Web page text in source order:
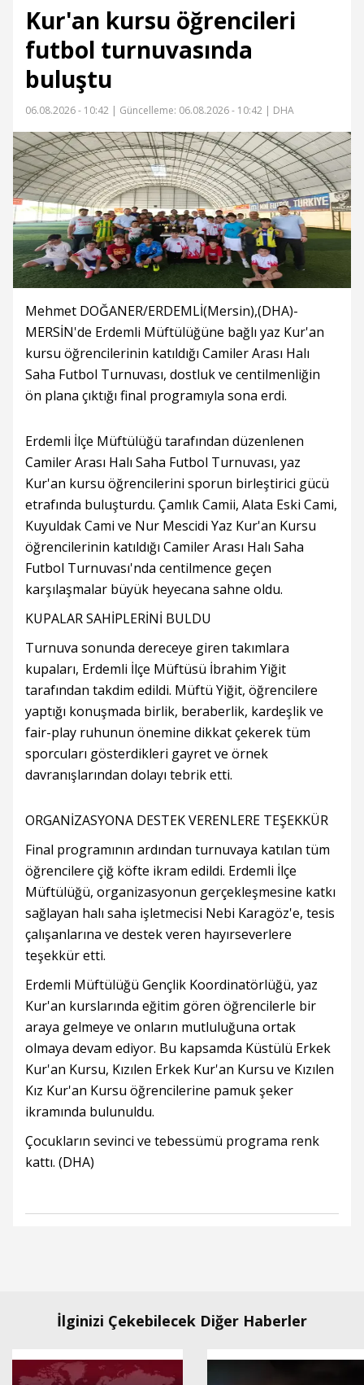
Kur'an kursu öğrencileri
futbol turnuvasında
buluştu
06.08.2026 - 10:42 | Güncelleme: 06.08.2026 - 10:42 | DHA
Mehmet DOĞANER/ERDEMLİ(Mersin),(DHA)-
MERSİN'de Erdemli Müftülüğüne bağlı yaz Kur'an
kursu öğrencilerinin katıldığı Camiler Arası Halı
Saha Futbol Turnuvası, dostluk ve centilmenliğin
ön plana çıktığı final programıyla sona erdi.
Erdemli İlçe Müftülüğü tarafından düzenlenen
Camiler Arası Halı Saha Futbol Turnuvası, yaz
Kur'an kursu öğrencilerini sporun birleştirici gücü
etrafında buluşturdu. Çamlık Camii, Alata Eski Cami,
Kuyuldak Cami ve Nur Mescidi Yaz Kur'an Kursu
öğrencilerinin katıldığı Camiler Arası Halı Saha
Futbol Turnuvası'nda centilmence geçen
karşılaşmalar büyük heyecana sahne oldu.
KUPALAR SAHİPLERİNİ BULDU
Turnuva sonunda dereceye giren takımlara
kupaları, Erdemli İlçe Müftüsü İbrahim Yiğit
tarafından takdim edildi. Müftü Yiğit, öğrencilere
yaptığı konuşmada birlik, beraberlik, kardeşlik ve
fair-play ruhunun önemine dikkat çekerek tüm
sporcuları gösterdikleri gayret ve örnek
davranışlarından dolayı tebrik etti.
ORGANİZASYONA DESTEK VERENLERE TEŞEKKÜR
Final programının ardından turnuvaya katılan tüm
öğrencilere çiğ köfte ikram edildi. Erdemli İlçe
Müftülüğü, organizasyonun gerçekleşmesine katkı
sağlayan halı saha işletmecisi Nebi Karagöz'e, tesis
çalışanlarına ve destek veren hayırseverlere
teşekkür etti.
Erdemli Müftülüğü Gençlik Koordinatörlüğü, yaz
Kur'an kurslarında eğitim gören öğrencilerle bir
araya gelmeye ve onların mutluluğuna ortak
olmaya devam ediyor. Bu kapsamda Küstülü Erkek
Kur'an Kursu, Kızılen Erkek Kur'an Kursu ve Kızılen
Kız Kur'an Kursu öğrencilerine pamuk şeker
ikramında bulunuldu.
Çocukların sevinci ve tebessümü programa renk
kattı. (DHA)
İlginizi Çekebilecek Diğer Haberler